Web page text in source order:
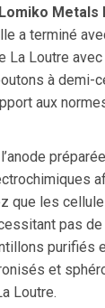
Lomiko Metals
a terminé
La Loutre
à demi-
aux
que les
pas
purifiés
et
Loutre.